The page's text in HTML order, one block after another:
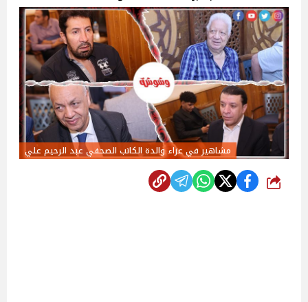
مشاهير في عزاء والدة الكاتب الصحفي عبد الرحيم علي
شارك